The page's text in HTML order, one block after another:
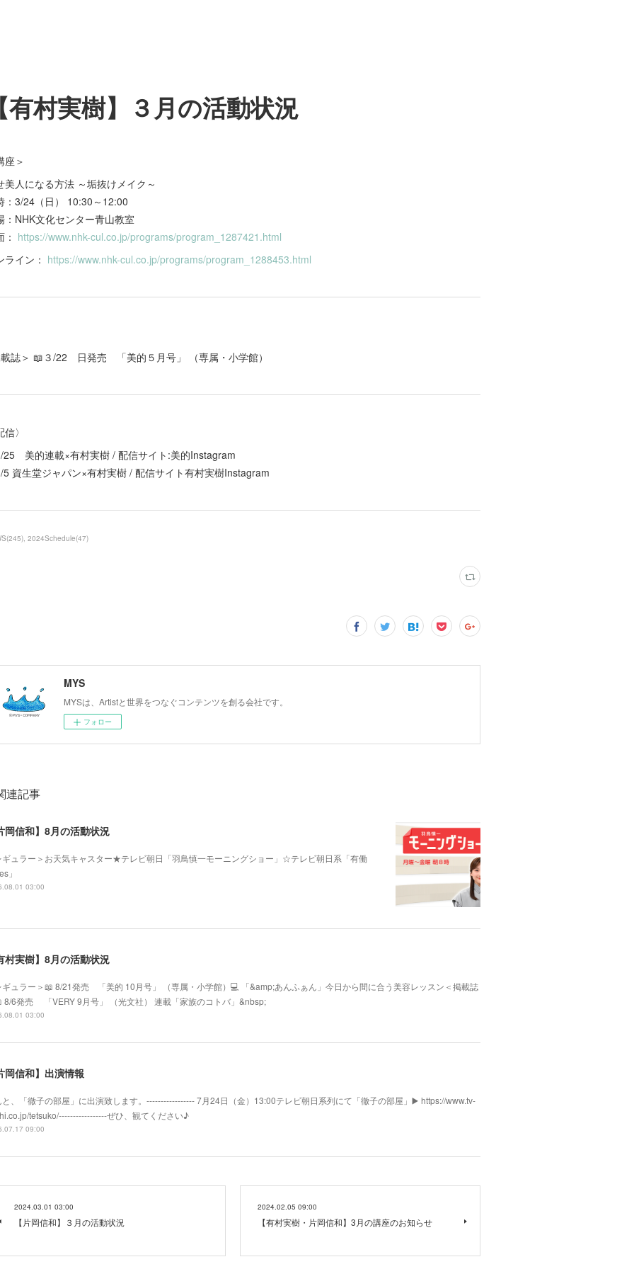
【有村実樹】３月の活動状況
座＞
美人になる方法 ～垢抜けメイク～
：3/24（日） 10:30～12:00
：NHK文化センター青山教室
https://www.nhk-cul.co.jp/programs/program_1287421.html
ライン： https://www.nhk-cul.co.jp/programs/program_1288453.html
誌＞ 📖３/22 日発売 「美的５月号」 （専属・小学館）
信〉
25 美的連載×有村実樹 / 配信サイト:美的Instagram
5 資生堂ジャパン×有村実樹 / 配信サイト有村実樹Instagram
(245) 2024Schedule(47)
MYS
MYSは、Artistと世界をつなぐコンテンツを創る会社です。
フォロー
連記事
岡信和】8月の活動状況
ギュラー＞お天気キャスター★テレビ朝日「羽鳥慎一モーニングショー」☆テレビ朝日系「有働
」
03:00
村実樹】8月の活動状況
ギュラー＞📖 8/21発売 「美的 10月号」 （専属・小学館）💻 「&amp;あんふぁん」今日から間に合う美容レッスン＜掲載誌
8/6発売 「VERY 9月号」 （光文社） 連載「家族のコトバ」&nbsp;
03:00
岡信和】出演情報
と、「徹子の部屋」に出演致します。----------------- 7月24日（金）13:00テレビ朝日系列にて「徹子の部屋」▶️ https://www.tv-
tetsuko/-----------------ぜひ、観てください♪
09:00
2024.03.01 03:00
【片岡信和】３月の活動状況
2024.02.05 09:00
【有村実樹・片岡信和】3月の講座のお知らせ